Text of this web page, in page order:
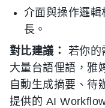
介面與操作邏
長。
對比建議：
若你的
大量台語俚語，雅
自動生成摘要、待
提供的 AI